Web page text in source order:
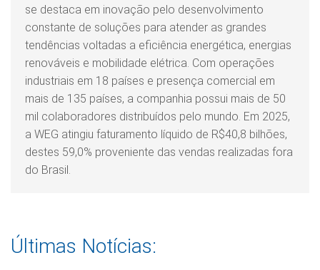
se destaca em inovação pelo desenvolvimento
constante de soluções para atender as grandes
tendências voltadas a eficiência energética, energias
renováveis e mobilidade elétrica. Com operações
industriais em 18 países e presença comercial em
mais de 135 países, a companhia possui mais de 50
mil colaboradores distribuídos pelo mundo. Em 2025,
a WEG atingiu faturamento líquido de R$40,8 bilhões,
destes 59,0% proveniente das vendas realizadas fora
do Brasil.
Últimas Notícias: